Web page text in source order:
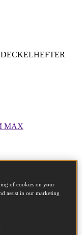
38MM
of cookies on your
assist in our marketing